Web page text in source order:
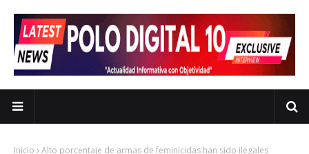
Inicio Alto porcentaje de armas de feminicidas han sido ilegales